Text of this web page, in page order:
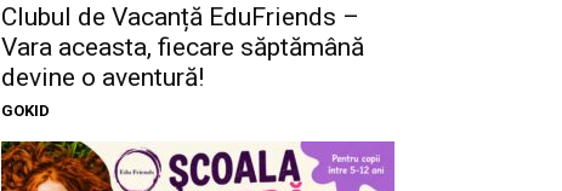
Clubul de Vacanță EduFriends –
Vara aceasta, fiecare săptămână
devine o aventură!
GOKID